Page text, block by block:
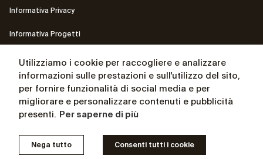
Informativa Privacy
Informativa Progetti
Il sito del Presidente Andrea Ceccherini
La biografia del Presidente Andrea Ceccherini
© Osservatorio for independent thinking 2025 – P. IVA
05054380489
Utilizziamo i cookie per raccogliere e analizzare
informazioni sulle prestazioni e sull'utilizzo del sito,
per fornire funzionalità di social media e per
migliorare e personalizzare contenuti e pubblicità
presenti. Per saperne di più
Nega tutto Consenti tutti i cookie